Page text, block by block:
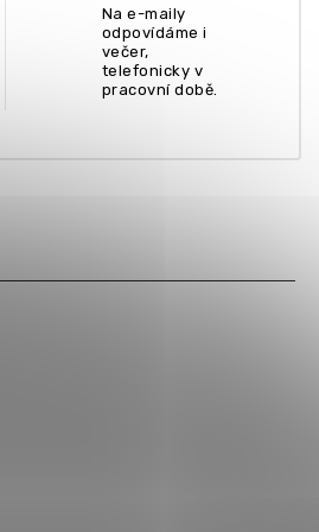
Na e-maily
odpovídáme i
večer,
telefonicky v
pracovní době.